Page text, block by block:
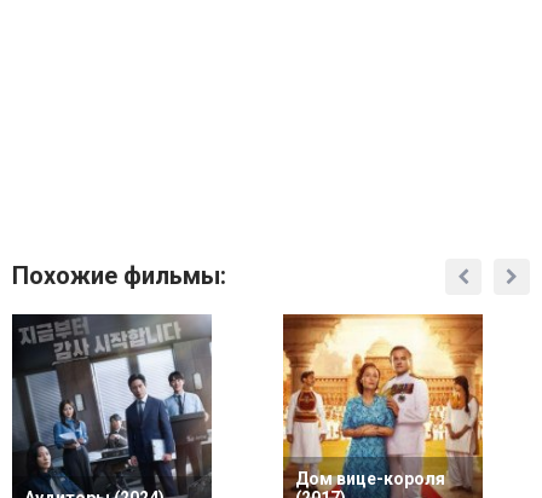
Похожие фильмы:
Дом вице-короля